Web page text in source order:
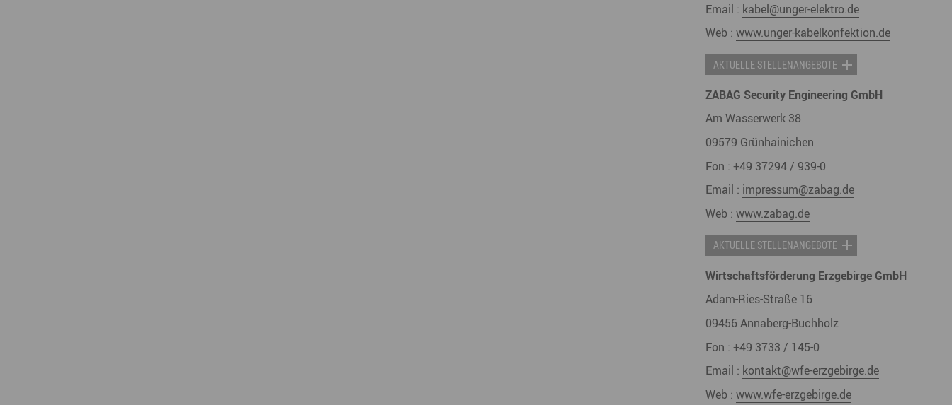
Email : kabel@unger-elektro.de
Web : www.unger-kabelkonfektion.de
AKTUELLE STELLENANGEBOTE
ZABAG Security Engineering GmbH
Am Wasserwerk 38
09579 Grünhainichen
Fon : +49 37294 / 939-0
Email : impressum@zabag.de
Web : www.zabag.de
AKTUELLE STELLENANGEBOTE
Wirtschaftsförderung Erzgebirge GmbH
Adam-Ries-Straße 16
09456Annaberg-Buchholz
Fon : +49 3733 / 145-0
Email : kontakt@wfe-erzgebirge.de
Web : www.wfe-erzgebirge.de